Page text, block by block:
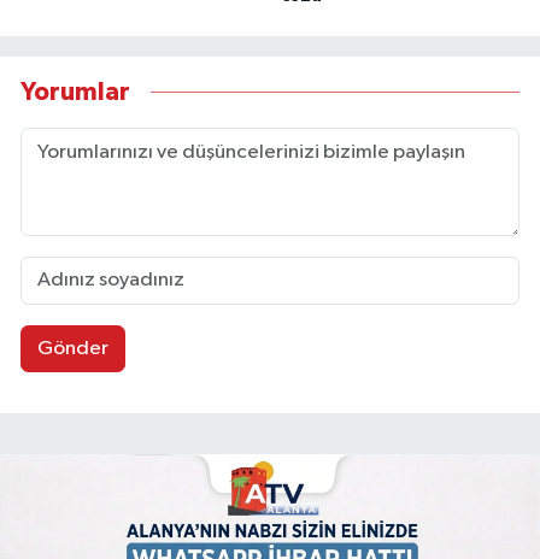
Yorumlar
Gönder